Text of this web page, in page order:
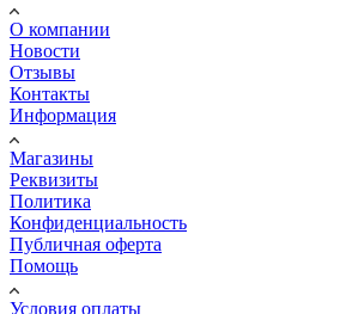
О компании
Новости
Отзывы
Контакты
Информация
Магазины
Реквизиты
Политика
Конфиденциальность
Публичная оферта
Помощь
Условия оплаты